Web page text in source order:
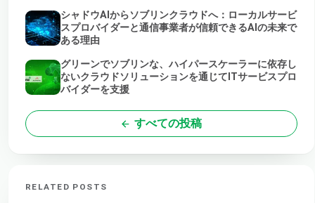
シャドウAIからソブリンクラウドへ：ローカルサービ
スプロバイダーと通信事業者が信頼できるAIの未来で
ある理由
グリーンでソブリンな、ハイパースケーラーに依存し
ないクラウドソリューションを通じてITサービスプロ
バイダーを支援
すべての投稿
RELATED POSTS